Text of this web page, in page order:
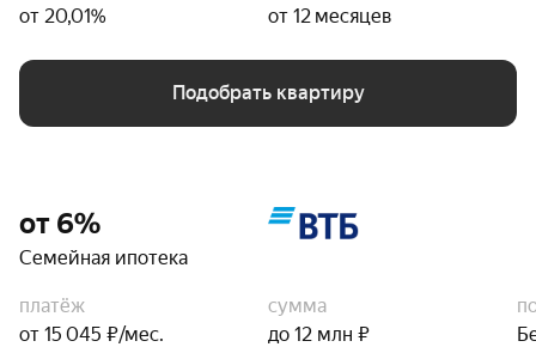
от 20,01%
от 12 месяцев
Подобрать квартиру
от 6%
Семейная ипотека
платёж
от 15 045 ₽/мес.
сумма
до 12 млн ₽